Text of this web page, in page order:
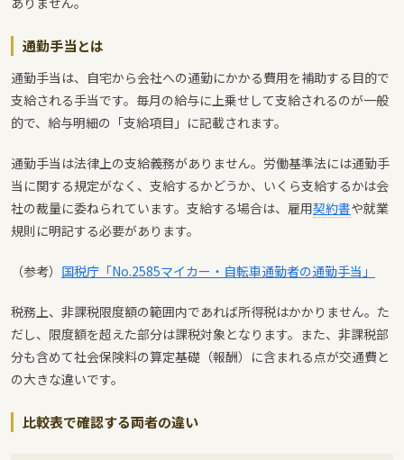
通勤手当とは
通勤手当は、自宅から会社への通勤にかかる費用を補助する目的で
支給される手当です。毎月の給与に上乗せして支給されるのが一般
的で、給与明細の「支給項目」に記載されます。
通勤手当は法律上の支給義務がありません。労働基準法には通勤手
当に関する規定がなく、支給するかどうか、いくら支給するかは会
社の裁量に委ねられています。支給する場合は、雇用契約書や就業
規則に明記する必要があります。
（参考） 国税庁「No.2585マイカー・自転車通勤者の通勤手当」
税務上、非課税限度額の範囲内であれば所得税はかかりません。た
だし、限度額を超えた部分は課税対象となります。また、非課税部
分も含めて社会保険料の算定基礎（報酬）に含まれる点が交通費と
の大きな違いです。
比較表で確認する両者の違い